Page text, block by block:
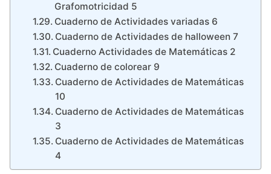
Grafomotricidad 5
Cuaderno de Actividades variadas 6
Cuaderno de Actividades de halloween 7
Cuaderno Actividades de Matemáticas 2
Cuaderno de colorear 9
Cuaderno de Actividades de Matemáticas
10
Cuaderno de Actividades de Matemáticas
3
Cuaderno de Actividades de Matemáticas
4